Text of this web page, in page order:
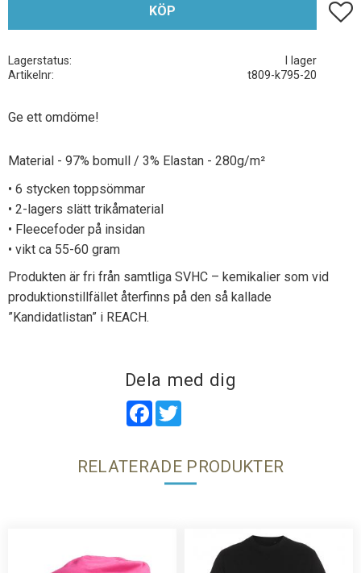
KÖP Lägg
Lagerstatus
I lager
Artikelnr
t809-k795-20
Ge ett omdöme!
Material - 97% bomull / 3% Elastan - 280g/m²
• 6 stycken toppsömmar
• 2-lagers slätt trikåmaterial
• Fleecefoder på insidan
• vikt ca 55-60 gram
Produkten är fri från samtliga SVHC – kemikalier som vid
produktionstillfället återfinns på den så kallade
”Kandidatlistan” i REACH.
Dela med dig
Facebook
RELATERADE PRODUKTER